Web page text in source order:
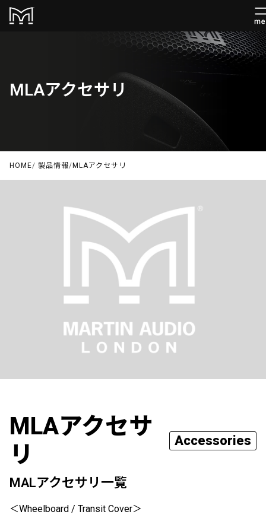
MLAアクセサリ
HOME/ 製品情報/ MLAアクセサリ
MLAアクセサ
リ
Accessories
MALアクセサリ一覧
＜Wheelboard / Transit Cover＞